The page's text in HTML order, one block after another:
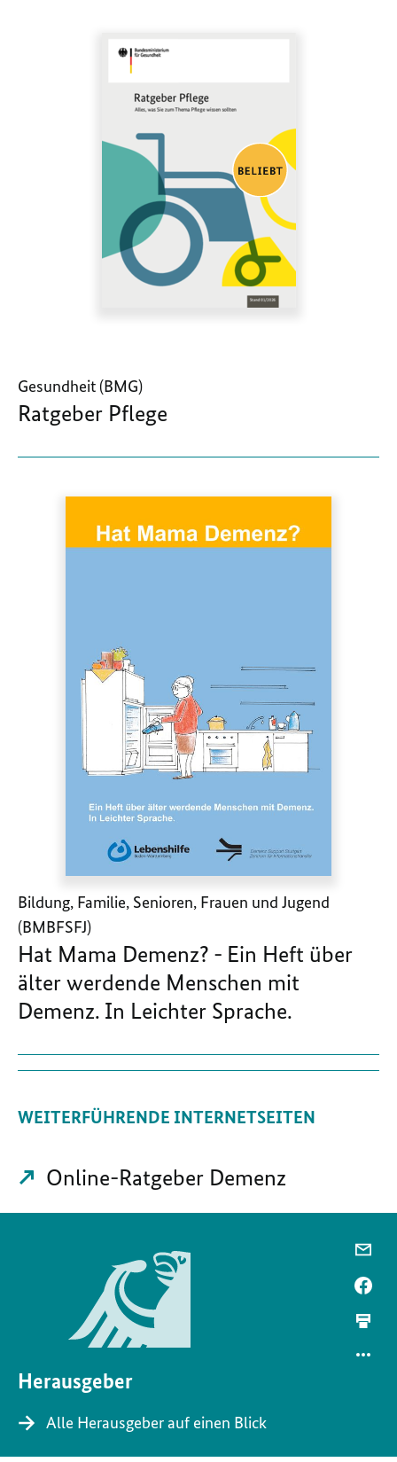
Gesundheit (BMG)
Ratgeber Pflege
Bildung, Familie, Senioren, Frauen und Jugend
(BMBFSFJ)
Hat Mama Demenz? - Ein Heft über
älter werdende Menschen mit
Demenz. In Leichter Sprache.
WEITERFÜHRENDE INTERNETSEITEN
Online-Ratgeber Demenz
Herausgeber
Alle Herausgeber auf einen Blick